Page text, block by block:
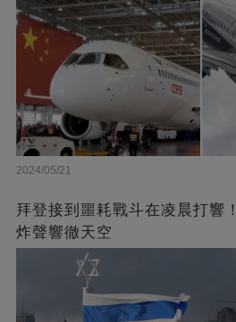
2024/05/21
拜登接到噩耗戰斗在凌晨打響
炸聲響徹天空